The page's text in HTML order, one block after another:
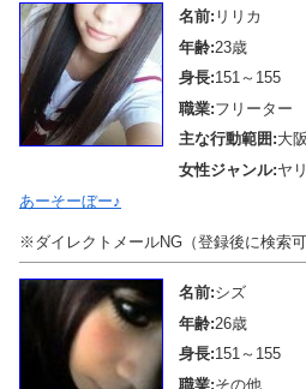
名前: リリカ
年齢:23歳
身長:151～155
職業:フリーター
主な行動範囲:大
女性ジャンル:ヤ
あーそーぼー♪
※ダイレクトメールNG（登録後に検索可
名前:シズ
年齢:26歳
身長:151～155
職業:その他